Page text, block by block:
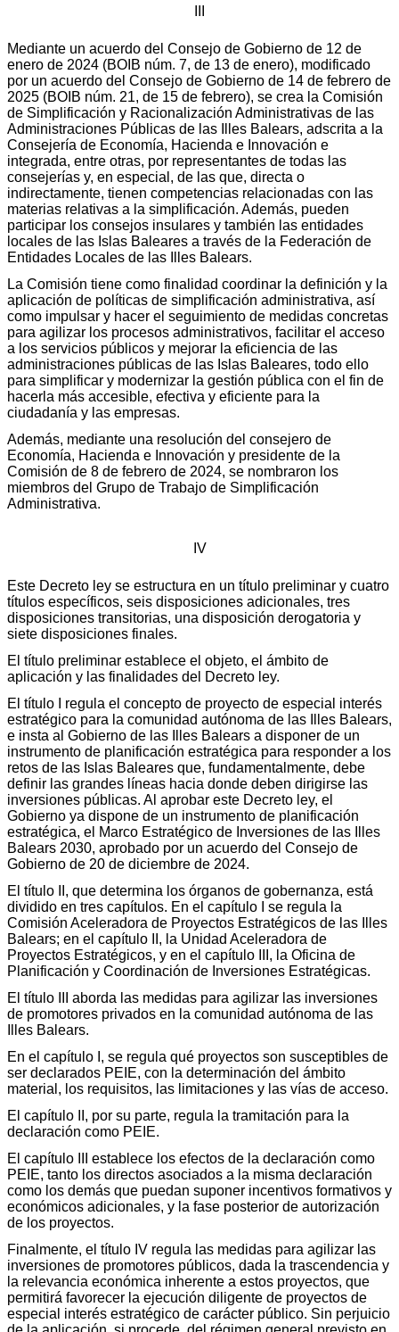
Mediante un acuerdo del Consejo de Gobierno de 12 de
enero de 2024 (BOIB núm. 7, de 13 de enero), modificado
por un acuerdo del Consejo de Gobierno de 14 de febrero de
2025 (BOIB núm. 21, de 15 de febrero), se crea la Comisión
de Simplificación y Racionalización Administrativas de las
Administraciones Públicas de las Illes Balears, adscrita a la
Consejería de Economía, Hacienda e Innovación e
integrada, entre otras, por representantes de todas las
consejerías y, en especial, de las que, directa o
indirectamente, tienen competencias relacionadas con las
materias relativas a la simplificación. Además, pueden
participar los consejos insulares y también las entidades
locales de las Islas Baleares a través de la Federación de
Entidades Locales de las Illes Balears.
La Comisión tiene como finalidad coordinar la definición y la
aplicación de políticas de simplificación administrativa, así
como impulsar y hacer el seguimiento de medidas concretas
para agilizar los procesos administrativos, facilitar el acceso
a los servicios públicos y mejorar la eficiencia de las
administraciones públicas de las Islas Baleares, todo ello
para simplificar y modernizar la gestión pública con el fin de
hacerla más accesible, efectiva y eficiente para la
ciudadanía y las empresas.
Además, mediante una resolución del consejero de
Economía, Hacienda e Innovación y presidente de la
Comisión de 8 de febrero de 2024, se nombraron los
miembros del Grupo de Trabajo de Simplificación
Administrativa.
IV
Este Decreto ley se estructura en un título preliminar y cuatro
títulos específicos, seis disposiciones adicionales, tres
disposiciones transitorias, una disposición derogatoria y
siete disposiciones finales.
El título preliminar establece el objeto, el ámbito de
aplicación y las finalidades del Decreto ley.
El título I regula el concepto de proyecto de especial interés
estratégico para la comunidad autónoma de las Illes Balears,
e insta al Gobierno de las Illes Balears a disponer de un
instrumento de planificación estratégica para responder a los
retos de las Islas Baleares que, fundamentalmente, debe
definir las grandes líneas hacia donde deben dirigirse las
inversiones públicas. Al aprobar este Decreto ley, el
Gobierno ya dispone de un instrumento de planificación
estratégica, el Marco Estratégico de Inversiones de las Illes
Balears 2030, aprobado por un acuerdo del Consejo de
Gobierno de 20 de diciembre de 2024.
El título II, que determina los órganos de gobernanza, está
dividido en tres capítulos. En el capítulo I se regula la
Comisión Aceleradora de Proyectos Estratégicos de las Illes
Balears; en el capítulo II, la Unidad Aceleradora de
Proyectos Estratégicos, y en el capítulo III, la Oficina de
Planificación y Coordinación de Inversiones Estratégicas.
El título III aborda las medidas para agilizar las inversiones
de promotores privados en la comunidad autónoma de las
Illes Balears.
En el capítulo I, se regula qué proyectos son susceptibles de
ser declarados PEIE, con la determinación del ámbito
material, los requisitos, las limitaciones y las vías de acceso.
El capítulo II, por su parte, regula la tramitación para la
declaración como PEIE.
El capítulo III establece los efectos de la declaración como
PEIE, tanto los directos asociados a la misma declaración
como los demás que puedan suponer incentivos formativos y
económicos adicionales, y la fase posterior de autorización
de los proyectos.
Finalmente, el título IV regula las medidas para agilizar las
inversiones de promotores públicos, dada la trascendencia y
la relevancia económica inherente a estos proyectos, que
permitirá favorecer la ejecución diligente de proyectos de
especial interés estratégico de carácter público. Sin perjuicio